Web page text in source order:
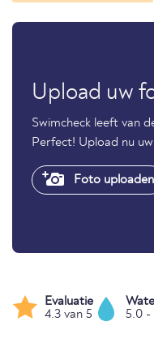
Upload uw
Swimcheck leeft van
Perfect! Upload nu
Foto uploaden
Evaluatie
4.3 van 5
5.0 -